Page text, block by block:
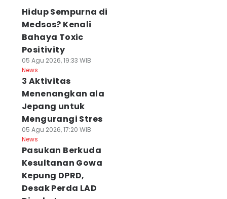
Hidup Sempurna di
Medsos? Kenali
Bahaya Toxic
Positivity
05 Agu 2026, 19:33 WIB
News
3 Aktivitas
Menenangkan ala
Jepang untuk
Mengurangi Stres
05 Agu 2026, 17:20 WIB
News
Pasukan Berkuda
Kesultanan Gowa
Kepung DPRD,
Desak Perda LAD